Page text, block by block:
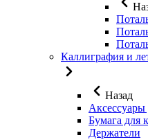
Каллиграфия и
Назад
Аксессуары
Бумага для
Держатели